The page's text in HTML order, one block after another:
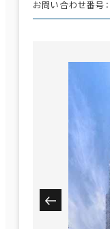
お問い合わせ番号：